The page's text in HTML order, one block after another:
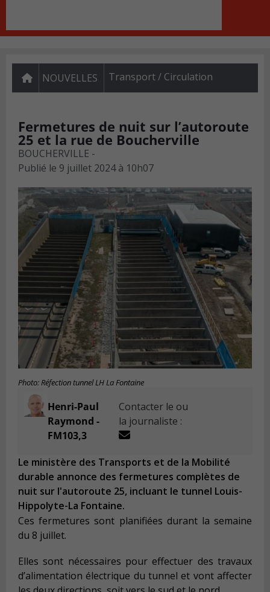
NOUVELLES Transport / Circulation
Fermetures de nuit sur l’autoroute
25 et la rue de Boucherville
BOUCHERVILLE -
Publié le 9 juillet 2024 à 10h07
Photo: Réfection tunnel LH La Fontaine
Henri-Paul
Raymond -
FM103,3
Contacter le ou
la journaliste :
Le ministère des Transports et de la Mobilité
durable annonce des fermetures complètes de
nuit sur l'autoroute 25, incluant le tunnel Louis-
Hippolyte-La Fontaine.
Ces fermetures sont planifiées durant la semaine
du 8 juillet.
Elles sont nécessaires pour effectuer des travaux
d’alimentation électrique du tunnel et vont affecter